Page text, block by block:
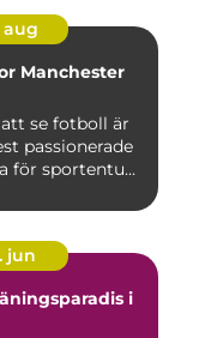
aug
Manchester
se fotboll är
passionerade
för sportentu...
jun
i